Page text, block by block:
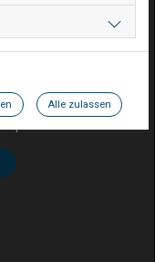
passen Sie
Alle zulassen